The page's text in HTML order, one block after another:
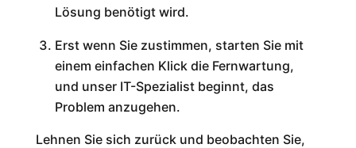
Lösung benötigt wird.
Erst wenn Sie zustimmen, starten Sie mit
einem einfachen Klick die Fernwartung,
und unser IT-Spezialist beginnt, das
Problem anzugehen.
Lehnen Sie sich zurück und beobachten Sie,